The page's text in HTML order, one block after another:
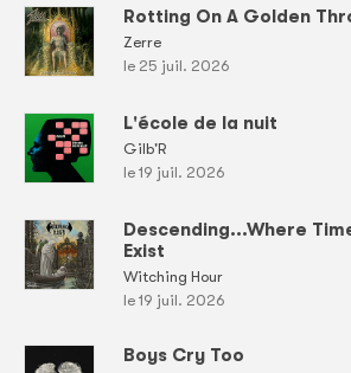
Rotting On A Golden
Zerre
le 25 juil. 2026
L'école de la nuit
Gilb'R
le 19 juil. 2026
Descending...Where
Exist
Witching Hour
le 19 juil. 2026
Boys Cry Too